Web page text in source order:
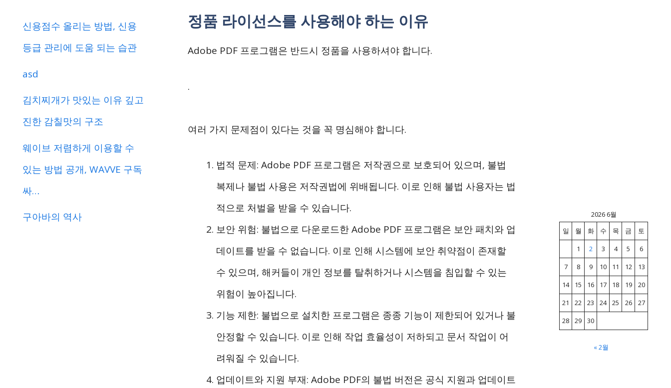
정품 라이선스를 사용해야 하는 이유
Adobe PDF 프로그램은 반드시 정품을 사용하셔야 합니다.
.
여러 가지 문제점이 있다는 것을 꼭 명심해야 합니다.
법적 문제: Adobe PDF 프로그램은 저작권으로 보호되어 있으며, 불법
복제나 불법 사용은 저작권법에 위배됩니다. 이로 인해 불법 사용자는 법
적으로 처벌을 받을 수 있습니다.
보안 위험: 불법으로 다운로드한 Adobe PDF 프로그램은 보안 패치와 업
데이트를 받을 수 없습니다. 이로 인해 시스템에 보안 취약점이 존재할
수 있으며, 해커들이 개인 정보를 탈취하거나 시스템을 침입할 수 있는
위험이 높아집니다.
기능 제한: 불법으로 설치한 프로그램은 종종 기능이 제한되어 있거나 불
안정할 수 있습니다. 이로 인해 작업 효율성이 저하되고 문서 작업이 어
려워질 수 있습니다.
업데이트와 지원 부재: Adobe PDF의 불법 버전은 공식 지원과 업데이트
신용점수 올리는 방법, 신용
등급 관리에 도움 되는 습관
asd
김치찌개가 맛있는 이유 깊고
진한 감칠맛의 구조
웨이브 저렴하게 이용할 수
있는 방법 공개, WAVVE 구독
싸…
구아바의 역사
2026 6월
일
월 화 수 목 금
토
1
2 3 4 5
6
7
8 9 10 11 12
13
14
15 16 17 18 19
20
21
22 23 24 25 26
27
28
29 30
« 2월